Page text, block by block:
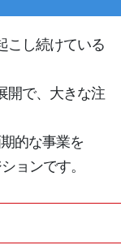
こし続けている
開で、大きな注
的な事業を
ョンです。